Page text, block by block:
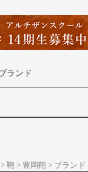
ランド
鞄 豊岡鞄 ブランド